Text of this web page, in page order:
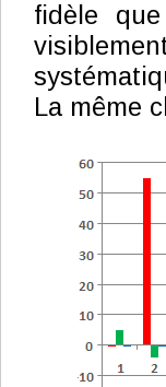
fidèle
La même